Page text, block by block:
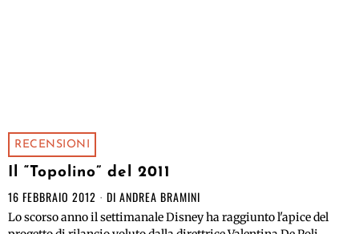
RECENSIONI
Il “Topolino” del 2011
16 FEBBRAIO 2012 DI ANDREA BRAMINI
Lo scorso anno il settimanale Disney ha raggiunto l'apice del